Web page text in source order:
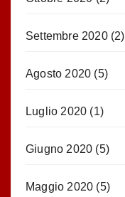
Settembre 2020(2)
Agosto 2020 (5)
Luglio 2020 (1)
Giugno 2020 (5)
Maggio 2020 (5)